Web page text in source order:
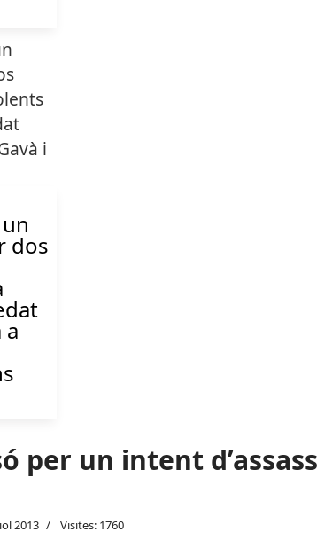
dos
a
per un intent
2013 Visites: 1760